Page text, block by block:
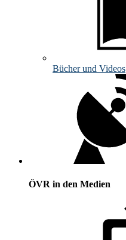
Bücher und Videos
ÖVR in den Medien